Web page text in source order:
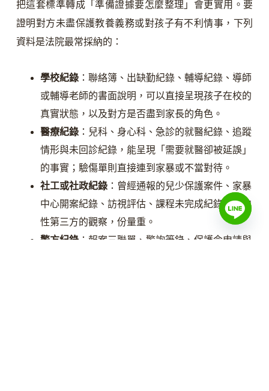
把這套標準轉成「準備證據要怎麼整理」會更實用。要
證明對方未盡保護教養義務或對孩子有不利情事，下列
資料是法院最常採納的：
學校紀錄：聯絡簿、出缺勤紀錄、輔導紀錄、導師
或輔導老師的書面說明，可以直接呈現孩子在校的
真實狀態，以及對方是否盡到家長的角色。
醫療紀錄：兒科、身心科、急診的就醫紀錄、追蹤
情形與未回診紀錄，能呈現「需要就醫卻被延誤」
的事實；驗傷單則直接連到家暴或不當對待。
社工或社政紀錄：曾經通報的兒少保護案件、家暴
中心開案紀錄、訪視評估、課程未完成紀錄，是中
性第三方的觀察，份量重。
警方紀錄：報案三聯單、警詢筆錄、保護令申請與